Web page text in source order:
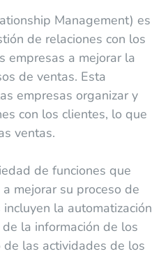
Management) es
de relaciones con los
empresas a mejorar la
de ventas. Esta
empresas organizar y
con los clientes, lo que
ventas.
de funciones que
mejorar su proceso de
la automatización
la información de los
las actividades de los